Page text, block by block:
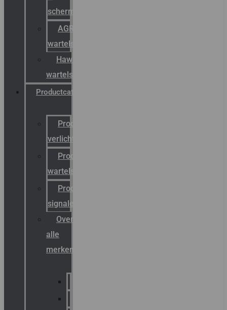
schermstromen
AGRO
wartels
Hawke
wartels
Productcatalogus
Productcatalogus
verlichting
Productcatalogus
wartels
Productcatalogus
signalering
Overzicht
alle
merken